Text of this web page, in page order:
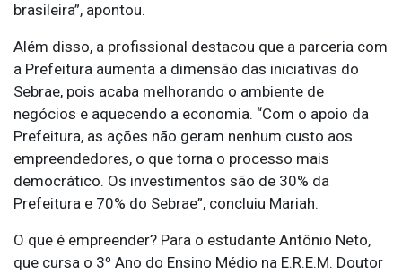
brasileira”, apontou.
Além disso, a profissional destacou que a parceria com
a Prefeitura aumenta a dimensão das iniciativas do
Sebrae, pois acaba melhorando o ambiente de
negócios e aquecendo a economia. “Com o apoio da
Prefeitura, as ações não geram nenhum custo aos
empreendedores, o que torna o processo mais
democrático. Os investimentos são de 30% da
Prefeitura e 70% do Sebrae”, concluiu Mariah.
O que é empreender? Para o estudante Antônio Neto,
que cursa o 3º Ano do Ensino Médio na E.R.E.M. Doutor